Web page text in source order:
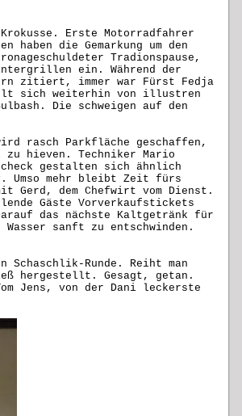
Erste Motorradfahrer
die Gemarkung um den
Tradionspause,
ein. Während der
zitiert, immer war Fürst Fedja
sich weiterhin von illustren
Die schweigen auf den
rasch Parkfläche geschaffen,
zu hieven. Techniker Mario
gestalten sich ähnlich
Umso mehr bleibt Zeit fürs
Gerd, dem Chefwirt vom Dienst.
Gäste Vorverkaufstickets
das nächste Kaltgetränk für
sanft zu entschwinden.
Runde. Reiht man
hergestellt. Gesagt, getan.
Jens, von der Dani leckerste